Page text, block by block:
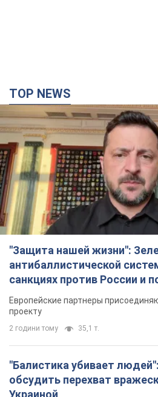
TOP NEWS
"Защита нашей жизни":
антибаллистической
санкциях против России и
Видео
Европейские партнеры
проекту
2 години тому 35,1 т.
"Балистика убивает
обсудить перехват
Украиной